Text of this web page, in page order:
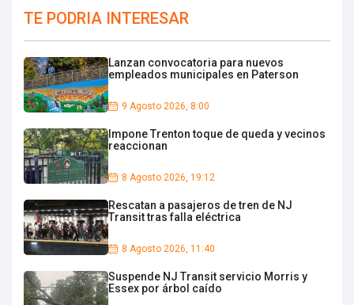
TE PODRIA INTERESAR
Lanzan convocatoria para nuevos
empleados municipales en Paterson
9 Agosto 2026, 8:00
Impone Trenton toque de queda y vecinos
reaccionan
8 Agosto 2026, 19:12
Rescatan a pasajeros de tren de NJ
Transit tras falla eléctrica
8 Agosto 2026, 11:40
Suspende NJ Transit servicio Morris y
Essex por árbol caído